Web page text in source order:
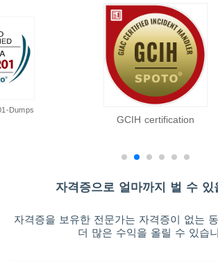
Dumps
GCIH certification
자격증으로 얼마까지 벌 수 있
자격증을 보유한 전문가는 자격증이 없는
더 많은 수익을 올릴 수 있습